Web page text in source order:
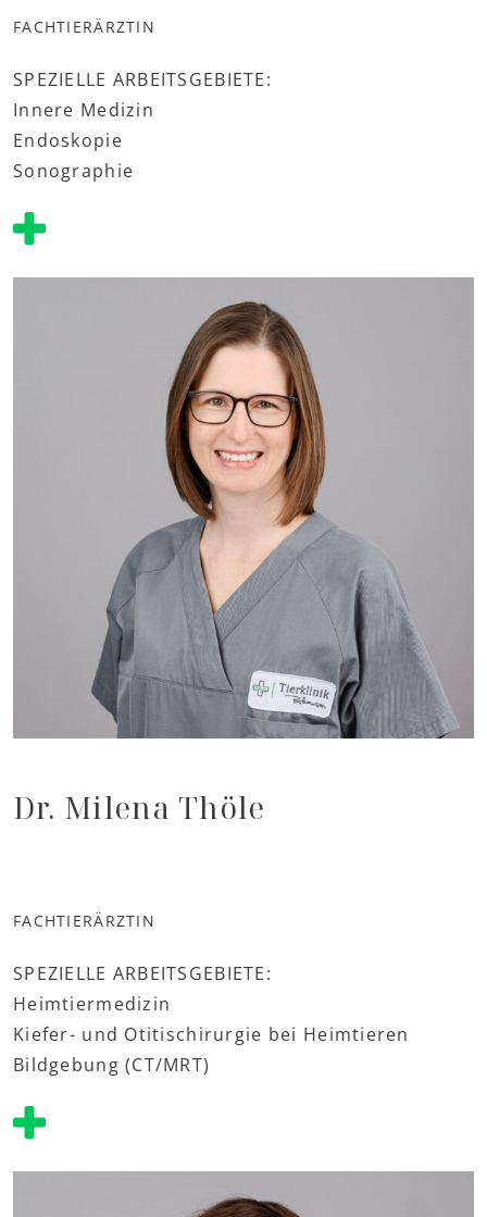
FACHTIERÄRZTIN
SPEZIELLE ARBEITSGEBIETE:
Innere Medizin
Endoskopie
Sonographie
Dr. Milena Thöle
FACHTIERÄRZTIN
SPEZIELLE ARBEITSGEBIETE:
Heimtiermedizin
Kiefer- und Otitischirurgie bei Heimtieren
Bildgebung (CT/MRT)